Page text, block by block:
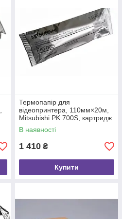
Термопапір для
відеопринтера, 110мм×20м,
Mitsubishi PK 700S, картридж
для кольорових
відеопринтерів, 1 шт.
В наявності
1 410 ₴
Купити